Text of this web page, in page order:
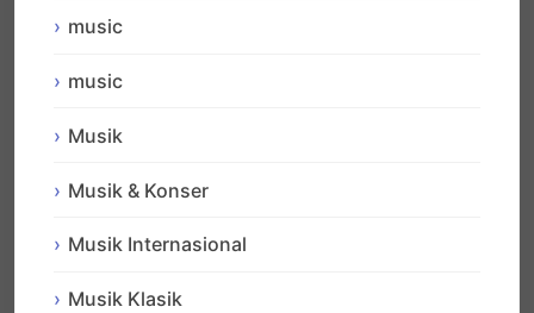
music
music
Musik
Musik & Konser
Musik Internasional
Musik Klasik